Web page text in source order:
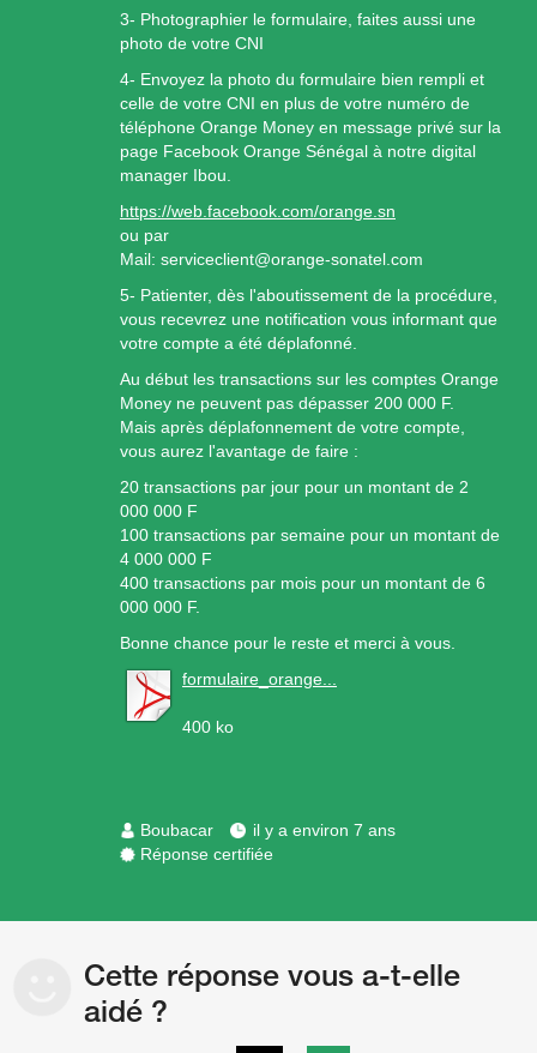
3- Photographier le formulaire, faites aussi une
photo de votre CNI
4- Envoyez la photo du formulaire bien rempli et
celle de votre CNI en plus de votre numéro de
téléphone Orange Money en message privé sur la
page Facebook Orange Sénégal à notre digital
manager Ibou.
https://web.facebook.com/orange.sn
ou par
Mail: serviceclient@orange-sonatel.com
5- Patienter, dès l'aboutissement de la procédure,
vous recevrez une notification vous informant que
votre compte a été déplafonné.
Au début les transactions sur les comptes Orange
Money ne peuvent pas dépasser 200 000 F.
Mais après déplafonnement de votre compte,
vous aurez l'avantage de faire :
20 transactions par jour pour un montant de 2
000 000 F
100 transactions par semaine pour un montant de
4 000 000 F
400 transactions par mois pour un montant de 6
000 000 F.
Bonne chance pour le reste et merci à vous.
formulaire_orange...
400 ko
Boubacar
il y a environ 7 ans
Réponse certifiée
Cette réponse vous a-t-elle
aidé ?